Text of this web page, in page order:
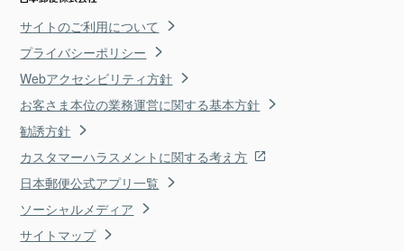
サイトのご利用について
プライバシーポリシー
Webアクセシビリティ方針
お客さま本位の業務運営に関する基本方針
勧誘方針
カスタマーハラスメントに関する考え方
日本郵便公式アプリ一覧
ソーシャルメディア
サイトマップ